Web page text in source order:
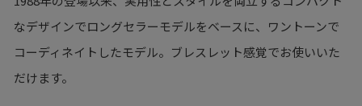
なデザインでロングセラーモデルをベースに、ワントーンで
コーディネイトしたモデル。ブレスレット感覚でお使いいた
だけます。